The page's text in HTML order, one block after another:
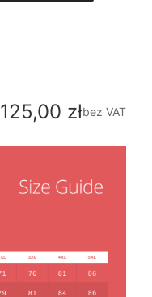
Cena
125,00 złbez VAT